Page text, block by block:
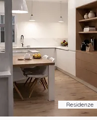
Residenze